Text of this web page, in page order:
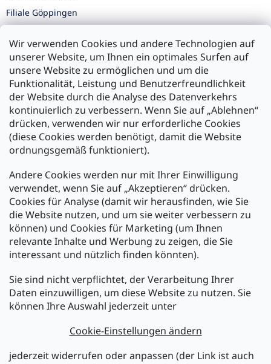
Wir verwenden Cookies und andere Technologien auf
unserer Website, um Ihnen ein optimales Surfen auf
unsere Website zu ermöglichen und um die
Funktionalität, Leistung und Benutzerfreundlichkeit
der Website durch die Analyse des Datenverkehrs
kontinuierlich zu verbessern. Wenn Sie auf „Ablehnen“
drücken, verwenden wir nur erforderliche Cookies
(diese Cookies werden benötigt, damit die Website
ordnungsgemäß funktioniert).
Andere Cookies werden nur mit Ihrer Einwilligung
verwendet, wenn Sie auf „Akzeptieren“ drücken.
Cookies für Analyse (damit wir herausfinden, wie Sie
die Website nutzen, und um sie weiter verbessern zu
können) und Cookies für Marketing (um Ihnen
relevante Inhalte und Werbung zu zeigen, die Sie
interessant und nützlich finden könnten).
Sie sind nicht verpflichtet, der Verarbeitung Ihrer
Daten einzuwilligen, um diese Website zu nutzen. Sie
können Ihre Auswahl jederzeit unter
Cookie-Einstellungen ändern
jederzeit widerrufen oder anpassen (der Link ist auch
Filiale Göppingen
Filiale Ulm
Zahlung und Versand
Versand mit:
Zahlarten:
Newsletter abonnieren
Legen Sie Ihre E-Mail ein und wir werden Ihnen Informationen
über neue Produkte in unserem E-Shop zusenden.
E-Mail